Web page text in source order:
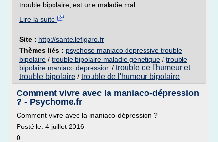
trouble bipolaire, est une maladie mal...
Lire la suite
Site : http://sante.lefigaro.fr
Thèmes liés : psychose maniaco depressive trouble
bipolaire / trouble bipolaire maladie genetique / trouble
bipolaire maniaco depression / trouble de l'humeur et
trouble bipolaire / trouble de l'humeur bipolaire
Comment vivre avec la maniaco-dépression
? - Psychome.fr
Comment vivre avec la maniaco-dépression ?
Posté le: 4 juillet 2016
0